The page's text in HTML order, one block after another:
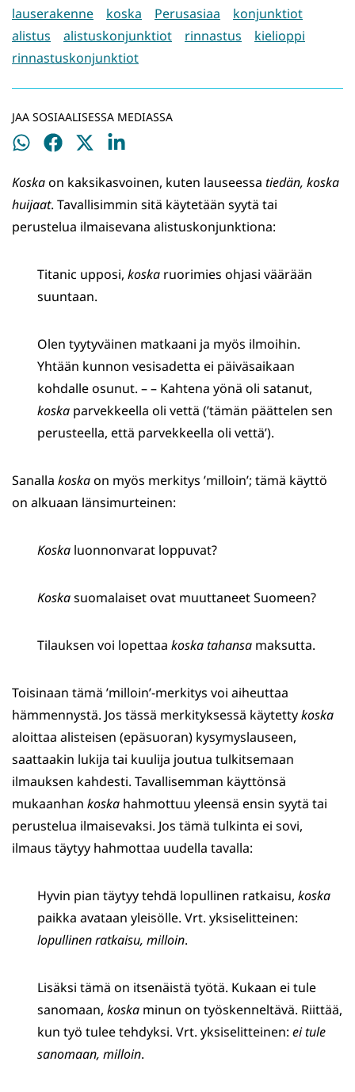
lauserakenne koska Perusasiaa
konjunktiot
alistus
alistuskonjunktiot rinnastus
kielioppi
rinnastuskonjunktiot
JAA SOSIAALISESSA MEDIASSA
Jaa
Jaa
Jaa
Jaa
Koskaon kaksikasvoinen, kuten lauseessa tiedän, koska
huijaat. Tavallisimmin sitä käytetään syytä tai
perustelua ilmaisevana alistuskonjunktiona:
Titanic upposi, koska ruorimies ohjasi väärään
suuntaan.
Olen tyytyväinen matkaani ja myös ilmoihin.
Yhtään kunnon vesisadetta ei päiväsaikaan
kohdalle osunut. – – Kahtena yönä oli satanut,
koska parvekkeella oli vettä (’tämän päättelen sen
perusteella, että parvekkeella oli vettä’).
Sanalla koskaon myös merkitys ’milloin’; tämä käyttö
on alkuaan länsimurteinen:
Koska luonnonvarat loppuvat?
Koskasuomalaiset ovat muuttaneet Suomeen?
Tilauksen voi lopettaa koska tahansa maksutta.
Toisinaan tämä ’milloin’-merkitys voi aiheuttaa
hämmennystä. Jos tässä merkityksessä käytettykoska
aloittaa alisteisen (epäsuoran) kysymyslauseen,
saattaakin lukija tai kuulija joutua tulkitsemaan
ilmauksen kahdesti. Tavallisemman käyttönsä
mukaanhan koska hahmottuu yleensä ensin syytä tai
perustelua ilmaisevaksi. Jos tämä tulkinta ei sovi,
ilmaus täytyy hahmottaa uudella tavalla:
Hyvin pian täytyy tehdä lopullinen ratkaisu, koska
paikka avataan yleisölle. Vrt. yksiselitteinen:
lopullinen ratkaisu, milloin.
Lisäksi tämä on itsenäistä työtä. Kukaan ei tule
sanomaan, koska minun on työskenneltävä. Riittää,
kun työ tulee tehdyksi. Vrt. yksiselitteinen: ei tule
sanomaan, milloin.